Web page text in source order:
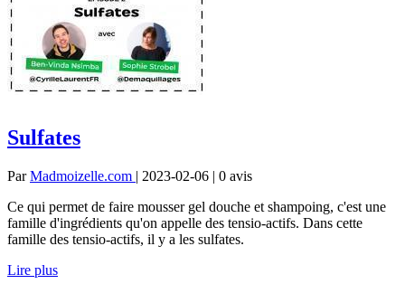
Sulfates
ParMadmoizelle.com | 2023-02-06 | 0 avis
Ce qui permet de faire mousser gel douche et shampoing, c'est une
famille d'ingrédients qu'on appelle des tensio-actifs. Dans cette
famille des tensio-actifs, il y a les sulfates.
Lire plus